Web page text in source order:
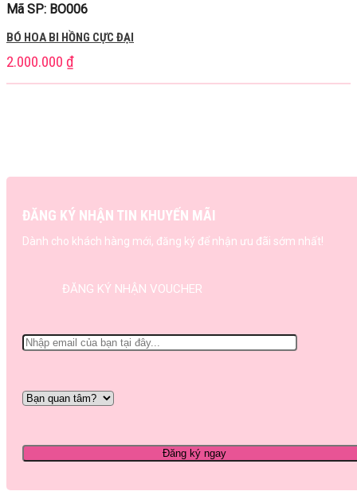
Mã SP: BO006
BÓ HOA BI HỒNG CỰC ĐẠI
2.000.000 ₫
ĐĂNG KÝ NHẬN TIN KHUYẾN MÃI
Dành cho khách hàng mới, đăng ký để nhận ưu đãi sớm nhất!
ĐĂNG KÝ NHẬN VOUCHER